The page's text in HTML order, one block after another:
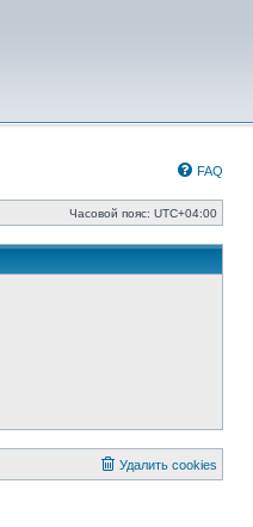
FAQ
Часовой пояс: UTC+04:00
Удалить cookies